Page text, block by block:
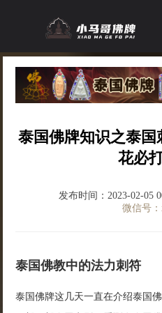
泰国佛牌知识之泰
花必
发布时间：2023-02-05
微信号
泰国佛教中的法力刺符
泰国佛牌这几天一直在介绍泰国